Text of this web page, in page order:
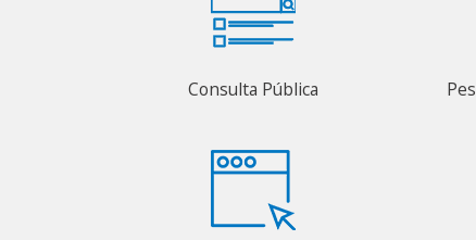
Consulta Pública